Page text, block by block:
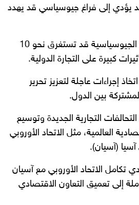
يؤدي إلى فراغ جيوسياسي قد يهدد
أوضح وونغ أن التحولات الجيوسياسية قد تستغرق نحو 10
كبيرة على التجارة الدولية.
إجراءات عاجلة لتعزيز تحرير
بين الدول.
التجارية الجديدة وتوسيع
العالمية، مثل الاتحاد الأوروبي
(آسيان).
تكامل الاتحاد الأوروبي مع آسيان
إلى تعميق التعاون الاقتصادي